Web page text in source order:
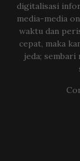
digitalisasi
media-media
waktu dan
cepat, maka
jeda; sembari